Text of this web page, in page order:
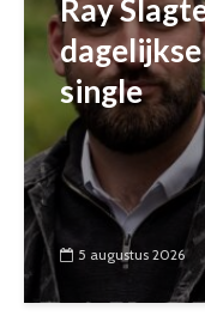
Ray
single
5 augustus 2026